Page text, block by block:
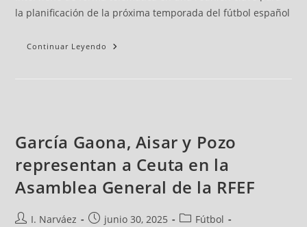
la planificación de la próxima temporada del fútbol español
Continuar Leyendo
García Gaona, Aisar y Pozo
representan a Ceuta en la
Asamblea General de la RFEF
I. Narváez junio 30, 2025
Fútbol